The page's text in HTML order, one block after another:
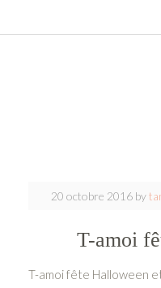
20 octobre 2016 by
T-amoi
T-amoi fête Halloween